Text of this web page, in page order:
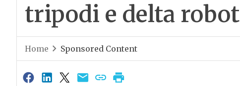
tripodi e delta robot
Home Sponsored Content